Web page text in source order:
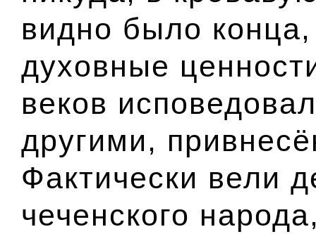
видно было
духовные
веков
другими,
Фактически вели
чеченского